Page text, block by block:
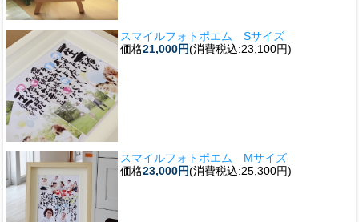
スマイルフォトポエム Sサイズ
価格21,000円(消費税込:23,100円)
スマイルフォトポエム Mサイズ
価格23,000円(消費税込:25,300円)